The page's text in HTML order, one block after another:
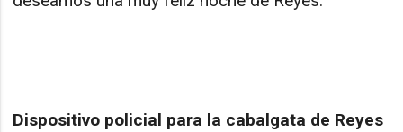
Dispositivo policial para la cabalgata de Reyes